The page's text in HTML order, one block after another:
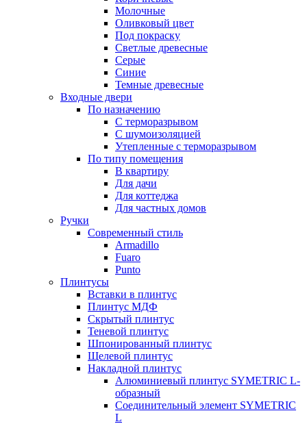
Молочные
Оливковый цвет
Под покраску
Светлые древесные
Серые
Синие
Темные древесные
Входные двери
По назначению
С терморазрывом
С шумоизоляцией
Утепленные с терморазрывом
По типу помещения
В квартиру
Для дачи
Для коттеджа
Для частных домов
Ручки
Современный стиль
Armadillo
Fuaro
Punto
Плинтусы
Вставки в плинтус
Плинтус МДФ
Скрытый плинтус
Теневой плинтус
Шпонированный плинтус
Щелевой плинтус
Накладной плинтус
Алюминиевый плинтус SYMETRIC L-
образный
Соединительный элемент SYMETRIC
L